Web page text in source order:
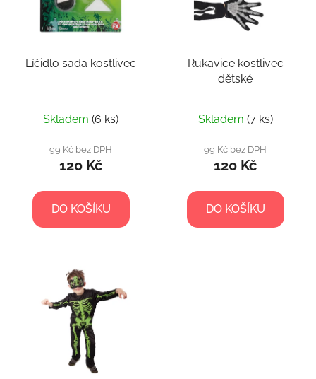
Líčidlo sada kostlivec
Skladem (6 ks)
99 Kč bez DPH
120 Kč
DO KOŠÍKU
Rukavice kostlivec
dětské
Skladem (7 ks)
99 Kč bez DPH
120 Kč
DO KOŠÍKU